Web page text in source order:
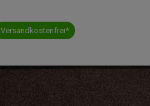
Versandkostenfrei*